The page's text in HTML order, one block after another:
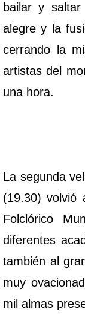
bailar y
alegre y la
cerrando la
artistas del
una hora.
La segunda
(19.30) volvió
Folclórico
diferentes
también al
muy
mil almas